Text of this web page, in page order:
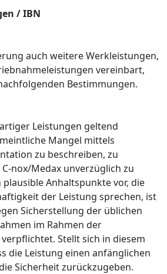
/ IBN
auch weitere Werkleistungen,
vereinbart,
Bestimmungen.
Leistungen geltend
Mangel mittels
zu beschreiben, zu
nox/Medax unverzüglich zu
Anhaltspunkte vor, die
der Leistung sprechen, ist
Sicherstellung der üblichen
im Rahmen der
Stellt sich in diesem
die Leistung einen anfänglichen
Sicherheit zurückzugeben.